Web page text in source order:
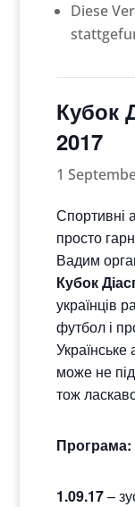
Diese
Кубок
2017
1
Спортивні
просто
Вадим
Кубок
українців
футбол і
Українське
може не
тож
Програма:
1.09.17–